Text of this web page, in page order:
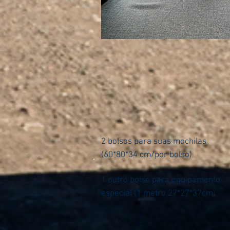
2 bolsos para suas mochilas
(60*80*34 cm/por bolso)
1 outro bolso para equipamento
especial (1 metro 27*27*37cm)